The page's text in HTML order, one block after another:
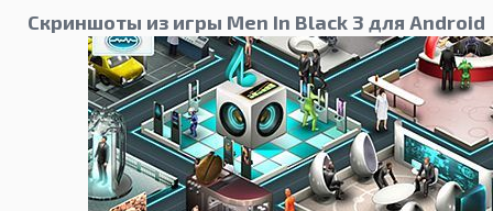
Скриншоты из игры Men In Black 3 для Android